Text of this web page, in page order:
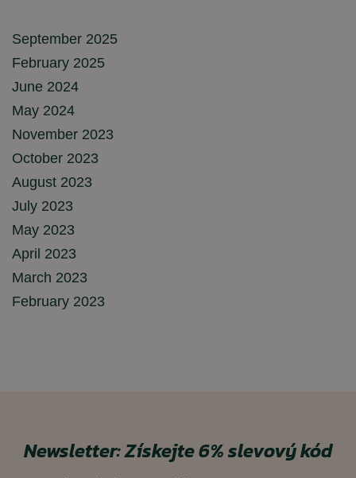
September 2025
February 2025
June 2024
May 2024
November 2023
October 2023
August 2023
July 2023
May 2023
April 2023
March 2023
February 2023
Newsletter:Získejte 6% slevový kód